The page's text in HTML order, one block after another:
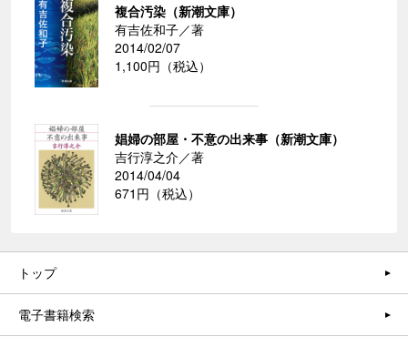
複合汚染（新潮文庫）
有吉佐和子／著
2014/02/07
1,100円（税込）
娼婦の部屋・不意の出来事（新潮文庫）
吉行淳之介／著
2014/04/04
671円（税込）
トップ
電子書籍検索